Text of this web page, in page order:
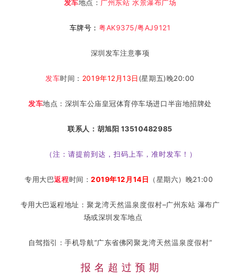
发车地点： 广州东站 水景瀑布广场
车牌号： 粤AK9375/粤AJ9121
深圳发车注意事项
发车时间： 2019年12月13日 (星期五)晚20:00
发车地点 ：深圳车公庙皇冠体育停车场进口半亩地招牌处
联系人：胡旭阳 13510482985
（ 注： 请提前到达，扫码上车 ， 准时发车 ！ ）
专用大巴返程时间：2019年12月14日 （星期六）晚21:00
专用大巴返程地址： 聚龙湾天然温泉度假村–广州东站 瀑布广
场或深圳发车地点
自驾指引：手机导航“广东省佛冈聚龙湾天然温泉度假村”
报 名 超 过 预 期